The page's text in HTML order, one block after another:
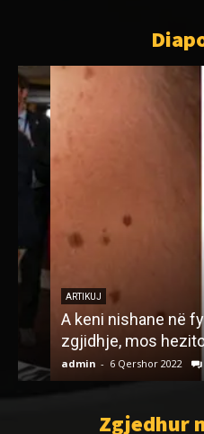
ARTIKUJ
A keni nishane në
zgjidhje, mos hezitoni…
admin - 6 Qershor 2022 0
Zgjedhur